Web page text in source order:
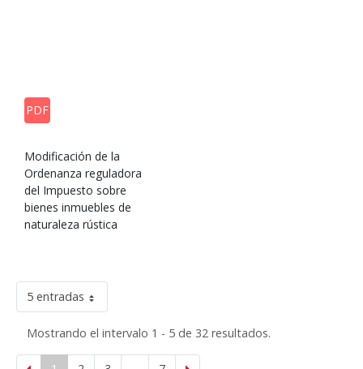
PDF
Modificación de la
Ordenanza reguladora
del Impuesto sobre
bienes inmuebles de
naturaleza rústica
5 entradas
Mostrando el intervalo 1 - 5 de 32 resultados.